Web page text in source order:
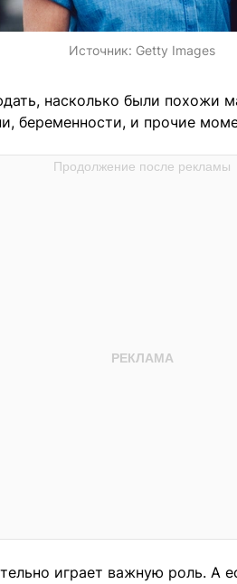
Источник: Getty Images
насколько были похожи
беременности, и прочие
играет важную роль. А